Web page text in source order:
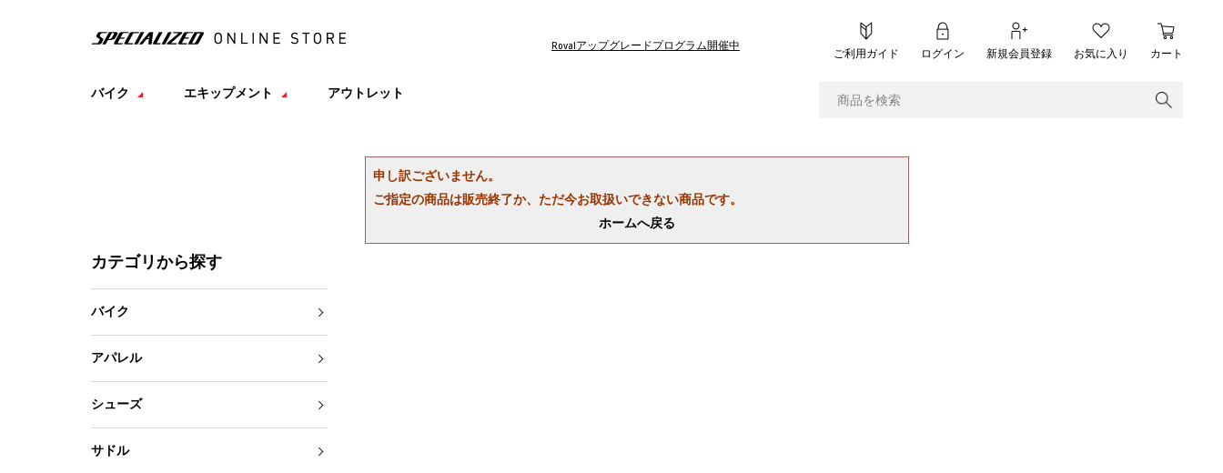
Rovalアップグレードプログラム開催中
ご利用ガイド ログイン 新規会員登録 お気に入り カート
バイク エキップメント アウトレット
申し訳ございません。
ご指定の商品は販売終了か、ただ今お取扱いできない商品です。
ホームへ戻る
カテゴリから探す
バイク
アパレル
シューズ
サドル